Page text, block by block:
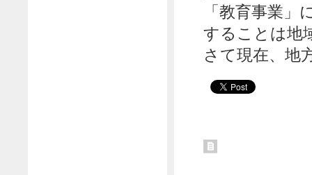
「教育事業
することは地
さて現在、地